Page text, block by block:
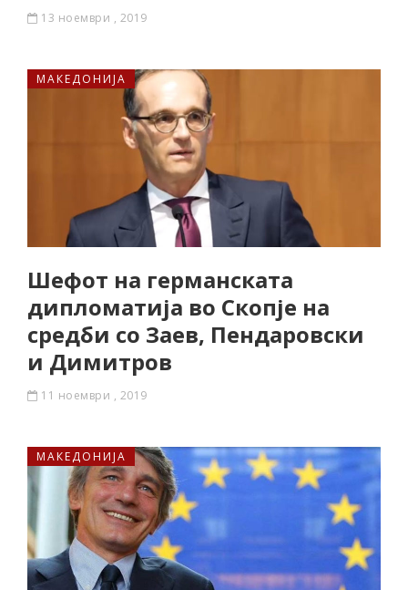
13 ноември , 2019
МАКЕДОНИЈА
Шефот на германската
дипломатија во Скопје на
средби со Заев, Пендаровски
и Димитров
11 ноември , 2019
МАКЕДОНИЈА